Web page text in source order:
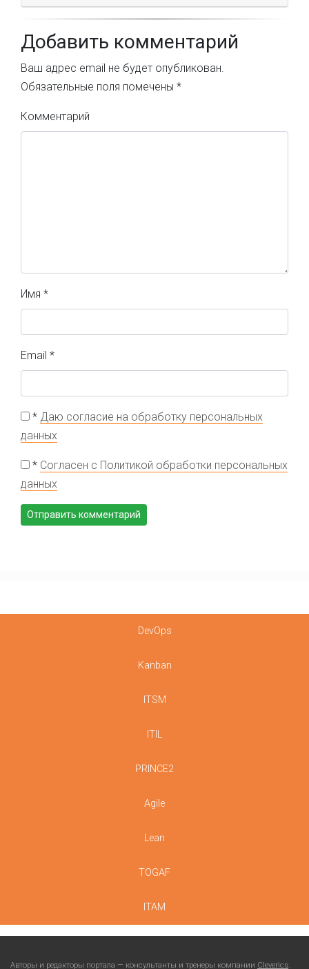
Добавить комментарий
Ваш адрес email не будет опубликован.
Обязательные поля помечены *
Комментарий
Имя *
Email *
* Даю согласие на обработку персональных
данных
* Согласен с Политикой обработки персональных
данных
DevOps
Kanban
ITSM
ITIL
PRINCE2
Agile
Lean
TOGAF
ITAM
Авторы и редакторы портала — консультанты и тренеры компании Cleverics.